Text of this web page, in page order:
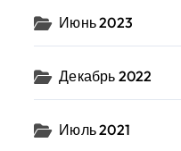
Июнь 2023
Декабрь 2022
Июль 2021